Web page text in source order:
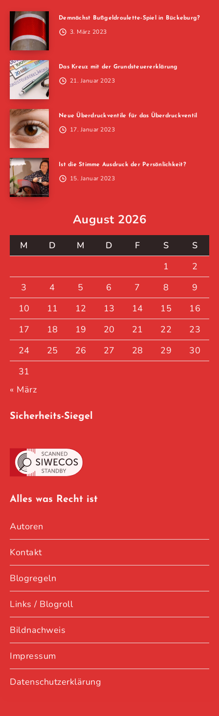
Demnächst Bußgeldroulette-Spiel in Bückeburg?
3. März 2023
Das Kreuz mit der Grundsteuererklärung
21. Januar 2023
Neue Überdruckventile für das Überdruckventil
17. Januar 2023
Ist die Stimme Ausdruck der Persönlichkeit?
15. Januar 2023
August 2026
M D M D F S
S
1
2
3
4 5 6 7 8
9
10
11 12 13 14 15
16
17
18 19 20 21 22
23
24
25 26 27 28 29
30
31
« März
Sicherheits-Siegel
Alles was Recht ist
Autoren
Kontakt
Blogregeln
Links / Blogroll
Bildnachweis
Impressum
Datenschutzerklärung